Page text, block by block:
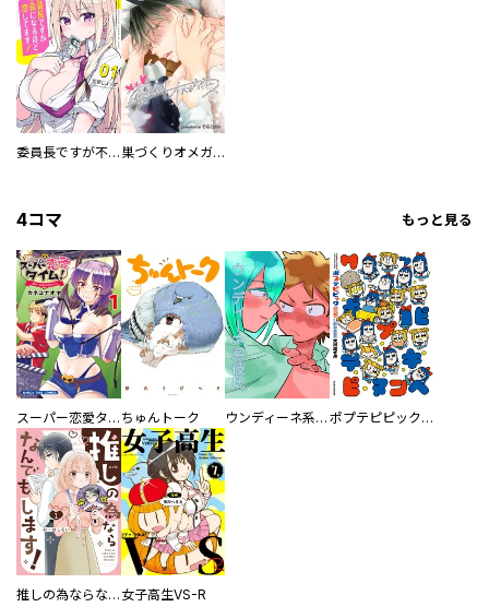
委員長ですが不良になるほど恋してます！ 巣づくりオメガバース
4コマ もっと見る
スーパー恋愛タイム！～現場でドＳな彼女は自宅でデレる～ ちゅんトーク ウンディーネ系彼氏 ポプテピピック SEASON EIGHT
推しの為ならなんでもします！ 女子高生VS-R